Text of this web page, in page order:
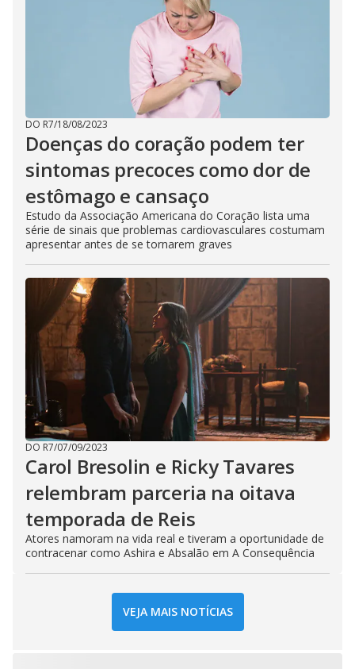
DO R7/18/08/2023
Doenças do coração podem ter
sintomas precoces como dor de
estômago e cansaço
Estudo da Associação Americana do Coração lista uma
série de sinais que problemas cardiovasculares costumam
apresentar antes de se tornarem graves
DO R7/07/09/2023
Carol Bresolin e Ricky Tavares
relembram parceria na oitava
temporada de Reis
Atores namoram na vida real e tiveram a oportunidade de
contracenar como Ashira e Absalão em A Consequência
VEJA MAIS NOTÍCIAS